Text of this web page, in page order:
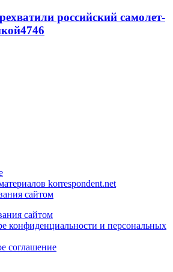
российский самолет-
4746
korrespondent.net
сайтом
сайтом
конфиденциальности и персональных
соглашение